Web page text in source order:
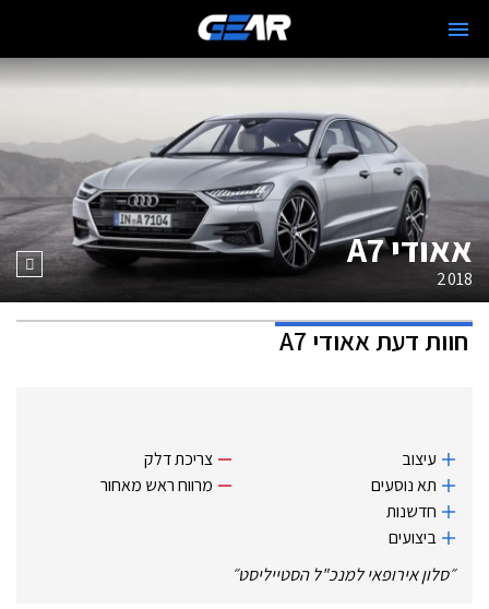
אאודי A7
2018
חוות דעתאאודי A7
עיצוב
תא נוסעים
חדשנות
ביצועים
צריכת דלק
מרווח ראש מאחור
״סלון אירופאי למנכ"ל הסטייליסט״